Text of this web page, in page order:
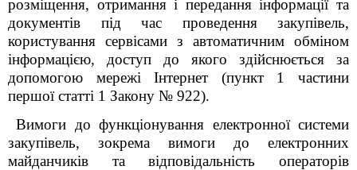
розміщення, отримання і передання інформації та
документів під час проведення закупівель,
користування сервісами з автоматичним обміном
інформацією, доступ до якого здійснюється за
допомогою мережі Інтернет (пункт 1 частини
першої статті 1 Закону № 922).
Вимоги до функціонування електронної системи
закупівель, зокрема вимоги до електронних
майданчиків та відповідальність операторів